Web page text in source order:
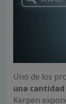
Uno de los
una
Kerpen